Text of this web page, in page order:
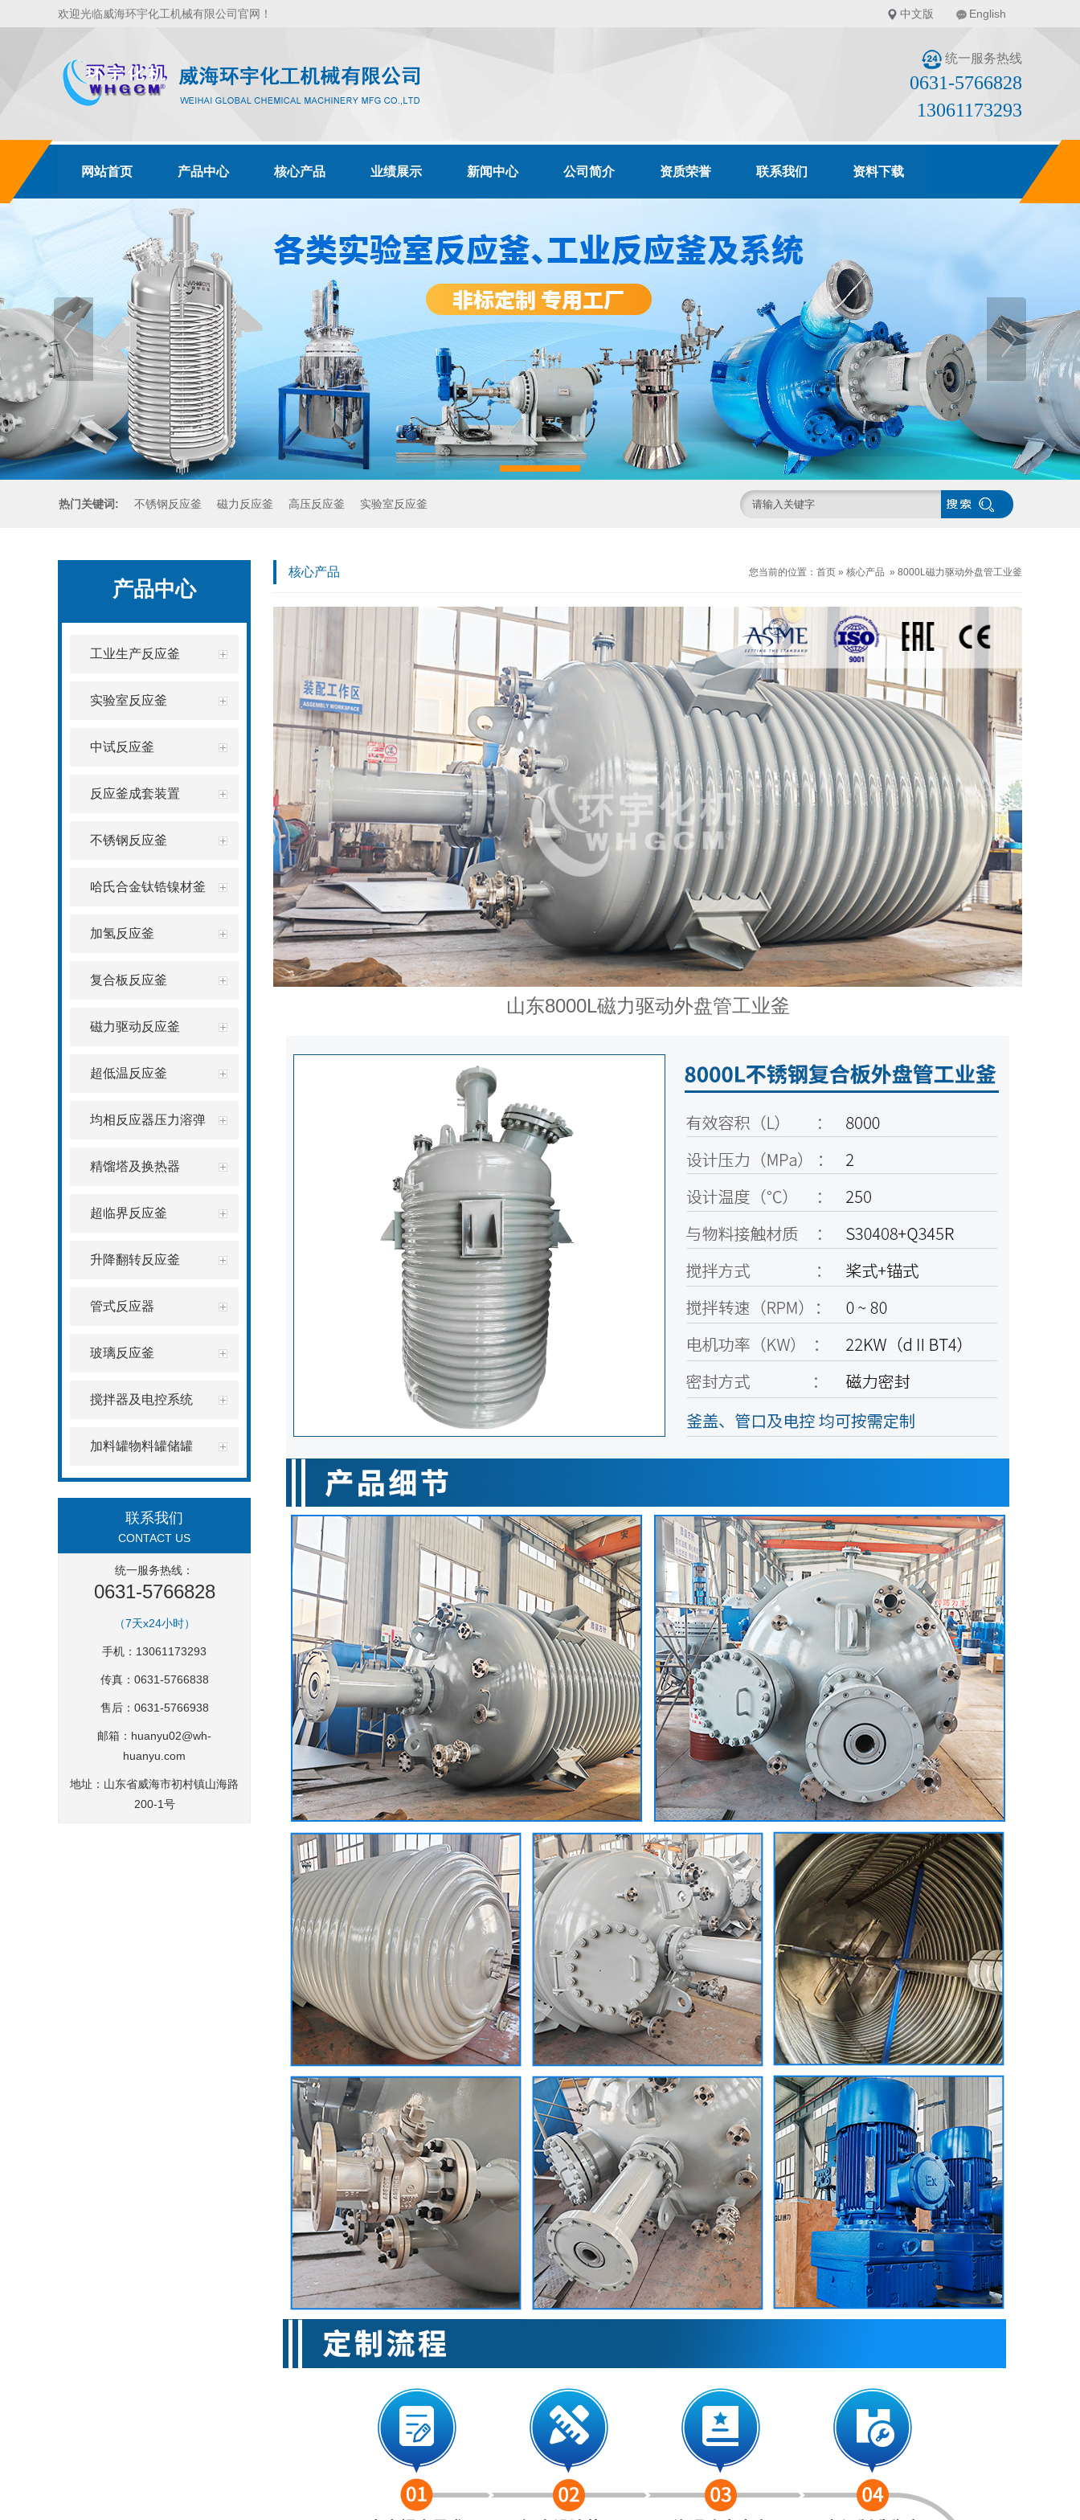
欢迎光临威海环宇化工机械有限公司官网！ 中文版 English
统一服务热线
0631-5766828
13061173293
网站首页 产品中心 核心产品 业绩展示 新闻中心 公司简介 资质荣誉 联系我们 资料下载
热门关键词: 不锈钢反应釜 磁力反应釜 高压反应釜 实验室反应釜
产品中心
工业生产反应釜
实验室反应釜
中试反应釜
反应釜成套装置
不锈钢反应釜
哈氏合金钛锆镍材釜
加氢反应釜
复合板反应釜
磁力驱动反应釜
超低温反应釜
均相反应器压力溶弹
精馏塔及换热器
超临界反应釜
升降翻转反应釜
管式反应器
玻璃反应釜
搅拌器及电控系统
加料罐物料罐储罐
联系我们
CONTACT US
统一服务热线：
0631-5766828
（7天x24小时）
手机：13061173293
传真：0631-5766838
售后：0631-5766938
邮箱： huanyu02@wh-
huanyu.com
地址：山东省威海市初村镇山海路
200-1号
核心产品 您当前的位置： 首页 » 核心产品 » 8000L磁力驱动外盘管工业釜
山东8000L磁力驱动外盘管工业釜